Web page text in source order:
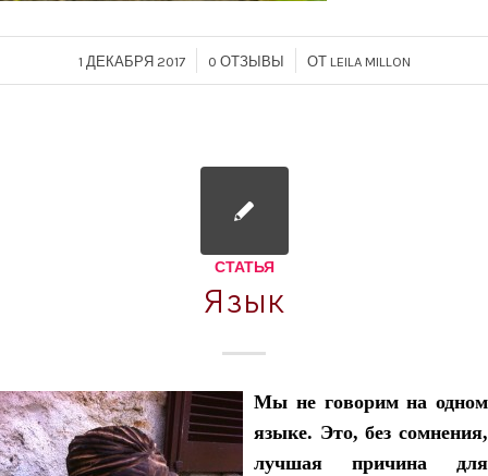
1 ДЕКАБРЯ 2017
/ 0 ОТЗЫВЫ
/ ОТ LEILA MILLON
СТАТЬЯ
Язык
Мы не говорим на одном
языке. Это, без сомнения,
лучшая причина для